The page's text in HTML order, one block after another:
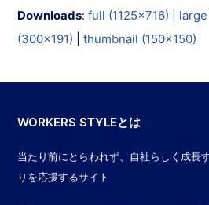
Downloads:full (1125x716)
(300x191) |thumbnail (150x150)
WORKERS STYLEとは
当たり前にとらわれず、自社らしく成長
りを応援するサイト